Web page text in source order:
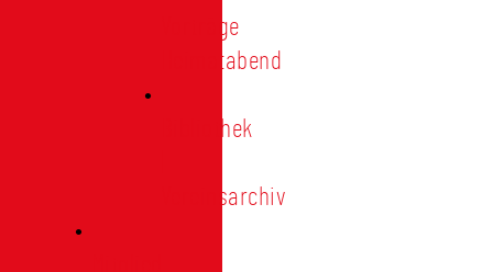
Vorträge
Heimatabend
Bibliothek
Vereinsarchiv